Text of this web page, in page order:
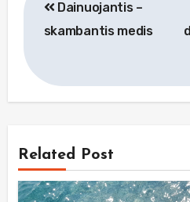
tarp
įrašų
Dainuojantis –
skambantis medis
Related Post